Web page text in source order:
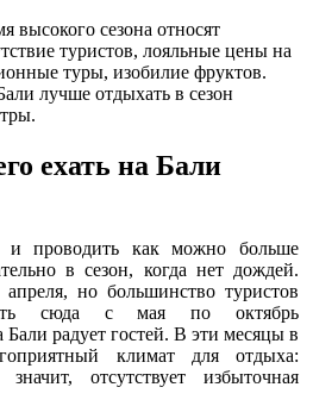
высокого сезона относят
туристов, лояльные цены на
туры, изобилие фруктов.
лучше отдыхать в сезон
ехать на Бали
и проводить как можно больше
в сезон, когда нет дождей.
но большинство туристов
сюда с мая по октябрь
радует гостей. В эти месяцы в
климат для отдыха:
отсутствует избыточная